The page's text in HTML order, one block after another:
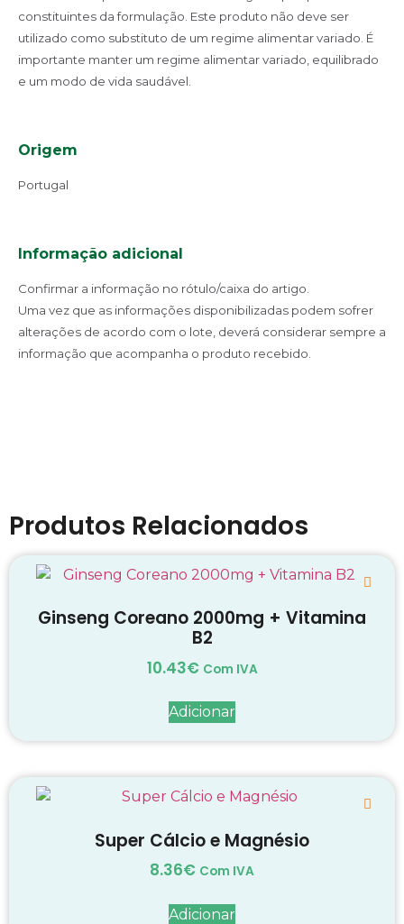
constituintes da formulação. Este produto não deve ser
utilizado como substituto de um regime alimentar variado. É
importante manter um regime alimentar variado, equilibrado
e um modo de vida saudável.
Origem
Portugal
Informação adicional
Confirmar a informação no rótulo/caixa do artigo.
Uma vez que as informações disponibilizadas podem sofrer
alterações de acordo com o lote, deverá considerar sempre a
informação que acompanha o produto recebido.
Produtos Relacionados
Ginseng Coreano 2000mg + Vitamina
B2
10.43€ Com IVA
Adicionar
Super Cálcio e Magnésio
8.36€ Com IVA
Adicionar